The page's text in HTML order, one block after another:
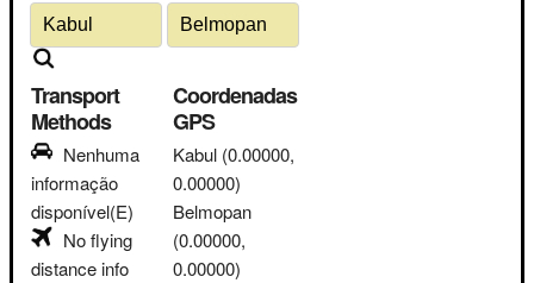
Transport
Methods
Nenhuma
informação
disponível(E)
No flying
distance info
Coordenadas
GPS
Kabul (0.00000,
0.00000)
Belmopan
(0.00000,
0.00000)